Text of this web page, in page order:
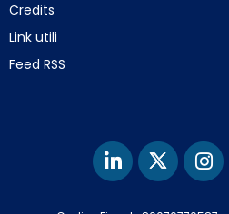
Credits
Link utili
Feed RSS